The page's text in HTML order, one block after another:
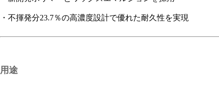
・不揮発分23.7％の高濃度設計で優れた耐久性を実現
用途